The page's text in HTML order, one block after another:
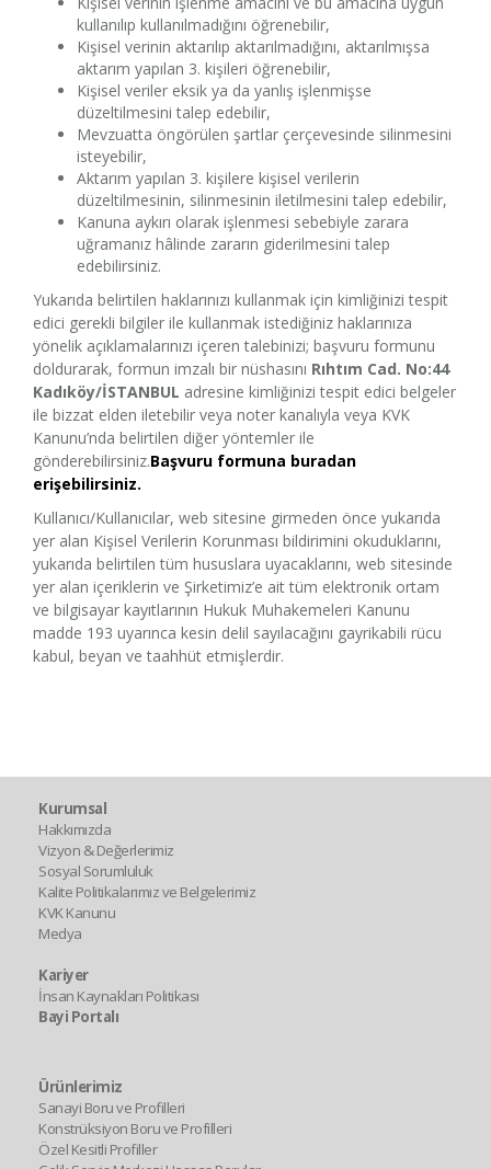
kullanılıp kullanılmadığını öğrenebilir,
Kişisel verinin aktarılıp aktarılmadığını, aktarılmışsa
aktarım yapılan 3. kişileri öğrenebilir,
Kişisel veriler eksik ya da yanlış işlenmişse
düzeltilmesini talep edebilir,
Mevzuatta öngörülen şartlar çerçevesinde silinmesini
isteyebilir,
Aktarım yapılan 3. kişilere kişisel verilerin
düzeltilmesinin, silinmesinin iletilmesini talep edebilir,
Kanuna aykırı olarak işlenmesi sebebiyle zarara
uğramanız hâlinde zararın giderilmesini talep
edebilirsiniz.
Yukarıda belirtilen haklarınızı kullanmak için kimliğinizi tespit
edici gerekli bilgiler ile kullanmak istediğiniz haklarınıza
yönelik açıklamalarınızı içeren talebinizi; başvuru formunu
doldurarak, formun imzalı bir nüshasını Rıhtım Cad. No:44
Kadıköy/İSTANBUL adresine kimliğinizi tespit edici belgeler
ile bizzat elden iletebilir veya noter kanalıyla veya KVK
Kanunu’nda belirtilen diğer yöntemler ile
gönderebilirsiniz.Başvuru formuna buradan
erişebilirsiniz.
Kullanıcı/Kullanıcılar, web sitesine girmeden önce yukarıda
yer alan Kişisel Verilerin Korunması bildirimini okuduklarını,
yukarıda belirtilen tüm hususlara uyacaklarını, web sitesinde
yer alan içeriklerin ve Şirketimiz’e ait tüm elektronik ortam
ve bilgisayar kayıtlarının Hukuk Muhakemeleri Kanunu
madde 193 uyarınca kesin delil sayılacağını gayrikabili rücu
kabul, beyan ve taahhüt etmişlerdir.
Kurumsal
Hakkımızda
Vizyon & Değerlerimiz
Sosyal Sorumluluk
Kalite Politikalarımız ve Belgelerimiz
KVK Kanunu
Medya
Kariyer
İnsan Kaynakları Politikası
Bayi Portalı
Ürünlerimiz
Sanayi Boru ve Profilleri
Konstrüksiyon Boru ve Profilleri
Özel Kesitli Profiller